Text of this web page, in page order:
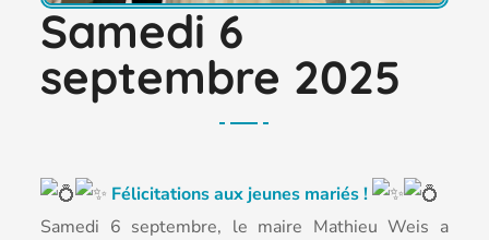
Samedi 6
septembre 2025
Félicitations aux jeunes mariés !
Samedi 6 septembre, le maire Mathieu Weis a